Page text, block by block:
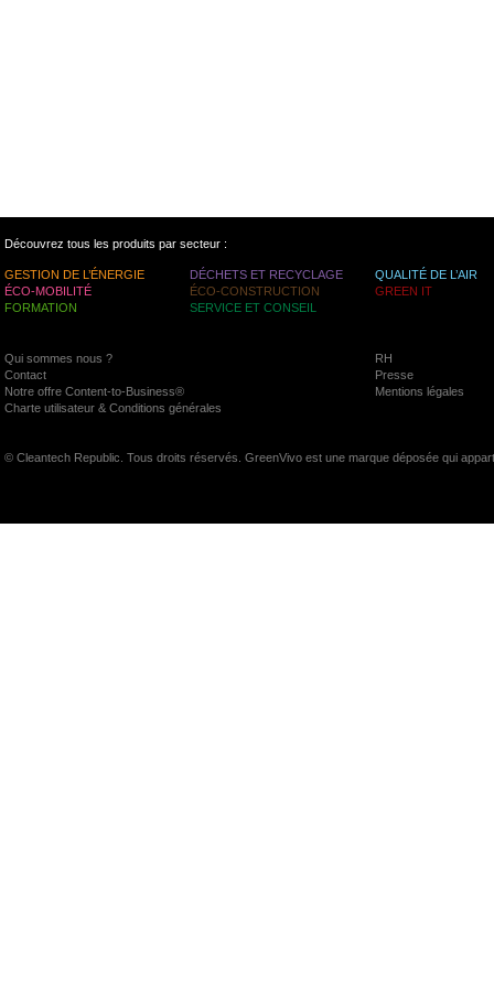
Découvrez tous les produits par secteur :
GESTION DE L’ÉNERGIE DÉCHETS ET RECYCLAGE
QUALITÉ DE L’AIR
ÉCO-MOBILITÉ
ÉCO-CONSTRUCTION
GREEN IT
FORMATION
SERVICE ET CONSEIL
Qui sommes nous ?
RH
Contact
Presse
Notre offre Content-to-Business®
Mentions légales
Charte utilisateur & Conditions générales
© Cleantech Republic. Tous droits réservés. GreenVivo est une marque déposée qui